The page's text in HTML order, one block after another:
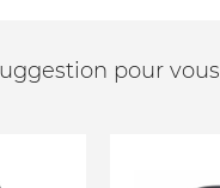
pour vous